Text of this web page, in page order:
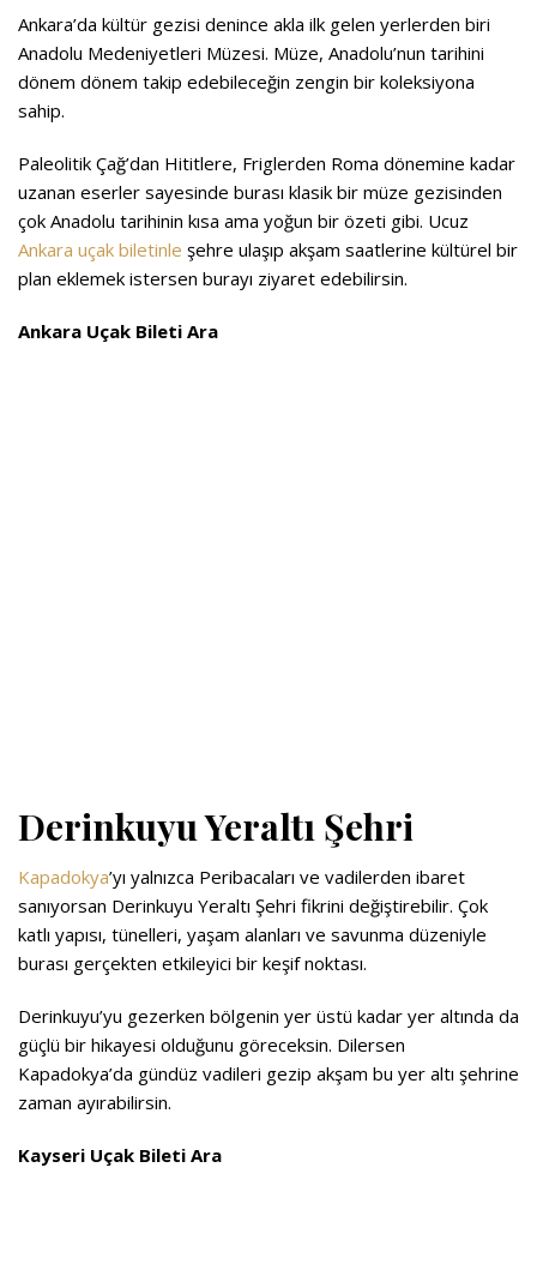
Ankara’da kültür gezisi denince akla ilk gelen yerlerden biri
Anadolu Medeniyetleri Müzesi. Müze, Anadolu’nun tarihini
dönem dönem takip edebileceğin zengin bir koleksiyona
sahip.
Paleolitik Çağ’dan Hititlere, Friglerden Roma dönemine kadar
uzanan eserler sayesinde burası klasik bir müze gezisinden
çok Anadolu tarihinin kısa ama yoğun bir özeti gibi. Ucuz
Ankara uçak biletinle şehre ulaşıp akşam saatlerine kültürel bir
plan eklemek istersen burayı ziyaret edebilirsin.
Ankara Uçak Bileti Ara
Derinkuyu Yeraltı Şehri
Kapadokya’yı yalnızca Peribacaları ve vadilerden ibaret
sanıyorsan Derinkuyu Yeraltı Şehri fikrini değiştirebilir. Çok
katlı yapısı, tünelleri, yaşam alanları ve savunma düzeniyle
burası gerçekten etkileyici bir keşif noktası.
Derinkuyu’yu gezerken bölgenin yer üstü kadar yer altında da
güçlü bir hikayesi olduğunu göreceksin. Dilersen
Kapadokya’da gündüz vadileri gezip akşam bu yer altı şehrine
zaman ayırabilirsin.
Kayseri Uçak Bileti Ara